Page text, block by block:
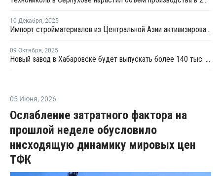
10 Декабря, 2025
Импорт стройматериалов из Центральной Азии активизировался – НОСТРОЙ
09 Октября, 2025
Новый завод в Хабаровске будет выпускать более 140 тыс. кв. м сэндвич-панелей в год
05 Июня, 2026
Ослабление затратного фактора на
прошлой неделе обусловило
нисходящую динамику мировых цен
ТФК